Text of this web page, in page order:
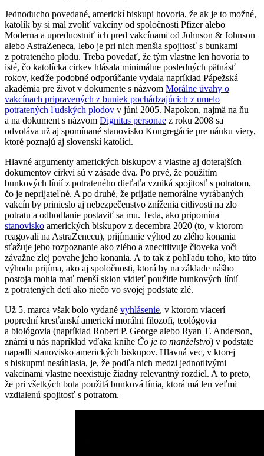
Jednoducho povedané, americkí biskupi hovoria, že ak je to možné,
katolík by si mal zvoliť vakcíny od spoločnosti Pfizer alebo
Moderna a uprednostniť ich pred vakcínami od Johnson & Johnson
alebo AstraZeneca, lebo je pri nich menšia spojitosť s bunkami
z potrateného plodu. Treba povedať, že tým vlastne len hovoria to
isté, čo katolícka cirkev hlásala minimálne posledných pätnásť
rokov, keďže podobné odporúčanie vydala napríklad Pápežská
akadémia pre život v dokumente s názvom Morálne úvahy o
vakcínach pripravených z buniek pochádzajúcich z umelo
potratených ľudských plodov v júni 2005. Napokon, najmä na ňu
a na dokument s názvom Dignitas personae z roku 2008 sa
odvoláva už aj spomínané stanovisko Kongregácie pre náuku viery,
ktoré poznajú aj slovenskí katolíci.
Hlavné argumenty amerických biskupov a vlastne aj doterajších
dokumentov cirkvi sú v zásade dva. Po prvé, že použitím
bunkových línií z potrateného dieťaťa vzniká spojitosť s potratom,
čo je neprijateľné. A po druhé, že prijatie nemorálne vyrábaných
vakcín by prinieslo aj nebezpečenstvo zníženia citlivosti na zlo
potratu a odhodlanie postaviť sa mu. Teda, ako pripomína
stanovisko amerických biskupov z decembra 2020 (to, v ktorom
reagovali na AstraZenecu), prijímanie výhod zo zlého konania
sťažuje jeho rozpoznanie ako zlého a znecitlivuje človeka voči
závažne zlej povahe jeho konania. A to tak z pohľadu toho, kto túto
výhodu prijíma, ako aj spoločnosti, ktorá by na základe nášho
postoja mohla mať menší sklon vidieť použitie bunkových línií
z potratených detí ako niečo vo svojej podstate zlé.
Už 5. marca však bolo vydané vyhlásenie, v ktorom viacerí
poprední kresťanskí americkí morálni filozofi, teológovia
a biológovia (napríklad Robert P. George alebo Ryan T. Anderson,
známi u nás napríklad vďaka knihe Čo je to manželstvo) v podstate
napadli stanovisko amerických biskupov. Hlavná vec, v ktorej
s biskupmi nesúhlasia, je, že podľa nich medzi jednotlivými
vakcínami vlastne neexistuje žiadny relevantný rozdiel. A to preto,
že pri všetkých bola použitá bunková línia, ktorá má len veľmi
vzdialenú spojitosť s potratom.